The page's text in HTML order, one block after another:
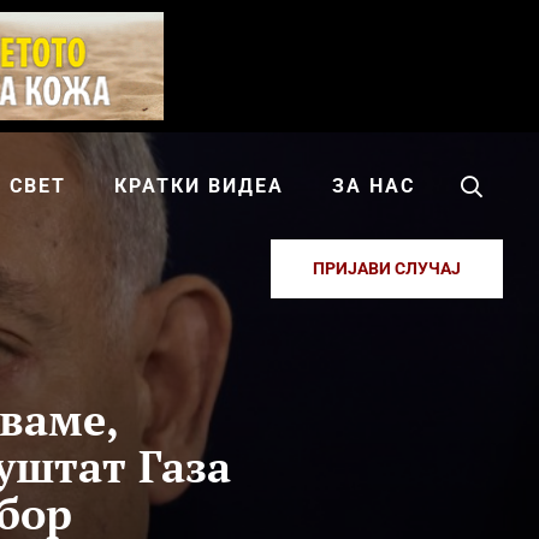
СВЕТ КРАТКИ ВИДЕА ЗА НАС
ПРИЈАВИ СЛУЧАЈ
Газа